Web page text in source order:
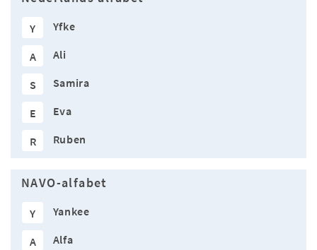
Y Yfke
A Ali
S Samira
E Eva
R Ruben
NAVO-alfabet
Y Yankee
A Alfa